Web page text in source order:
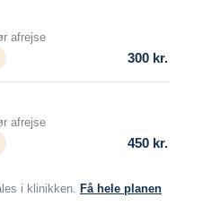
af et dyr, som kunne
hurtigst muligt
om man er
afrejse
300 kr.
afrejse
450 kr.
i klinikken. Få hele planen